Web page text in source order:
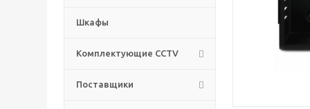
Шкафы
Комплектующие CCTV
Поставщики